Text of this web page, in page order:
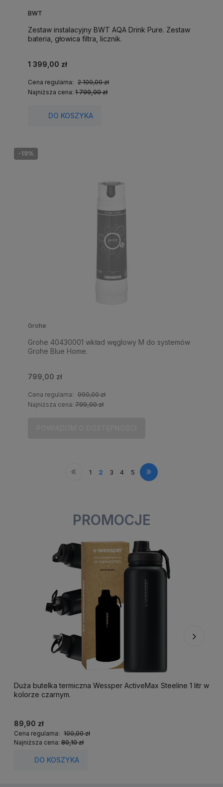
BWT
Zestaw instalacyjny BWT AQA Drink Pure. Zestaw
bateria, głowica filtra, licznik.
1 399,00 zł
Cena regularna: 2 100,00 zł
Najniższa cena: 1 799,00 zł
DO KOSZYKA
Grohe
Grohe 40430001 wkład węglowy M do systemów
Grohe Blue Home.
799,00 zł
Cena regularna: 990,00 zł
Najniższa cena: 799,00 zł
-19%
« 1 2 3 4 5 »
PROMOCJE
Duża butelka termiczna Wessper ActiveMax Steeline 1 litr w
kolorze czarnym.
89,90 zł
Cena regularna: 100,00 zł
Najniższa cena: 80,10 zł
DO KOSZYKA